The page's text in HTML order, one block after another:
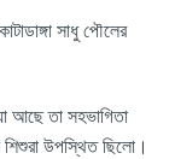
কাটাডাঙ্গা সাধু পৌলের
আছে তা সহভাগিতা
শিশুরা উপস্থিত ছিলো।